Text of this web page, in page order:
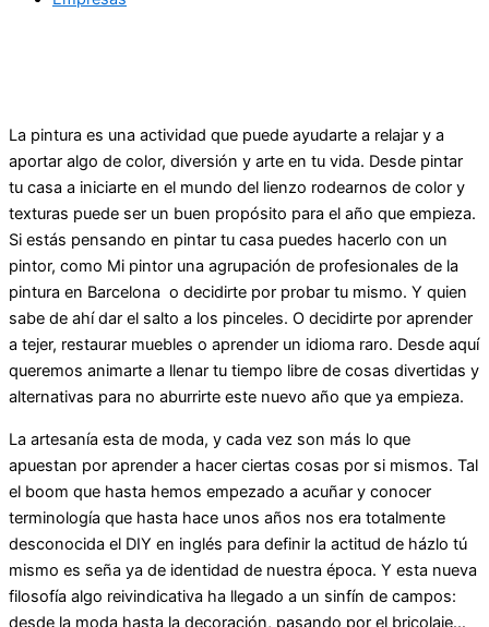
La pintura es una actividad que puede ayudarte a relajar y a
aportar algo de color, diversión y arte en tu vida. Desde pintar
tu casa a iniciarte en el mundo del lienzo rodearnos de color y
texturas puede ser un buen propósito para el año que empieza.
Si estás pensando en pintar tu casa puedes hacerlo con un
pintor, como Mi pintor una agrupación de profesionales de la
pintura en Barcelona o decidirte por probar tu mismo. Y quien
sabe de ahí dar el salto a los pinceles. O decidirte por aprender
a tejer, restaurar muebles o aprender un idioma raro. Desde aquí
queremos animarte a llenar tu tiempo libre de cosas divertidas y
alternativas para no aburrirte este nuevo año que ya empieza.
La artesanía esta de moda, y cada vez son más lo que
apuestan por aprender a hacer ciertas cosas por si mismos. Tal
el boom que hasta hemos empezado a acuñar y conocer
terminología que hasta hace unos años nos era totalmente
desconocida el DIY en inglés para definir la actitud de házlo tú
mismo es seña ya de identidad de nuestra época. Y esta nueva
filosofía algo reivindicativa ha llegado a un sinfín de campos:
desde la moda hasta la decoración, pasando por el bricolaje…